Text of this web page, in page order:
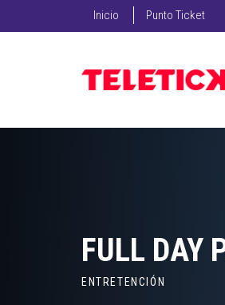
Inicio Punto Ticket
FULL DAY
ENTRETENCIÓN